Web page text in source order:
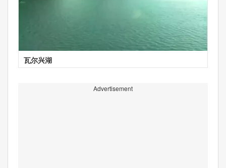
瓦尔兴湖
Advertisement